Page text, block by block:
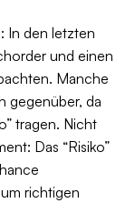
: In den letzten
und einen
Manche
gegenüber, da
tragen. Nicht
Das “Risiko”
richtigen